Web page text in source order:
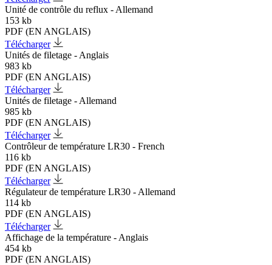
Unité de contrôle du reflux - Allemand
153 kb
PDF (EN ANGLAIS)
Télécharger
Unités de filetage - Anglais
983 kb
PDF (EN ANGLAIS)
Télécharger
Unités de filetage - Allemand
985 kb
PDF (EN ANGLAIS)
Télécharger
Contrôleur de température LR30 - French
116 kb
PDF (EN ANGLAIS)
Télécharger
Régulateur de température LR30 - Allemand
114 kb
PDF (EN ANGLAIS)
Télécharger
Affichage de la température - Anglais
454 kb
PDF (EN ANGLAIS)